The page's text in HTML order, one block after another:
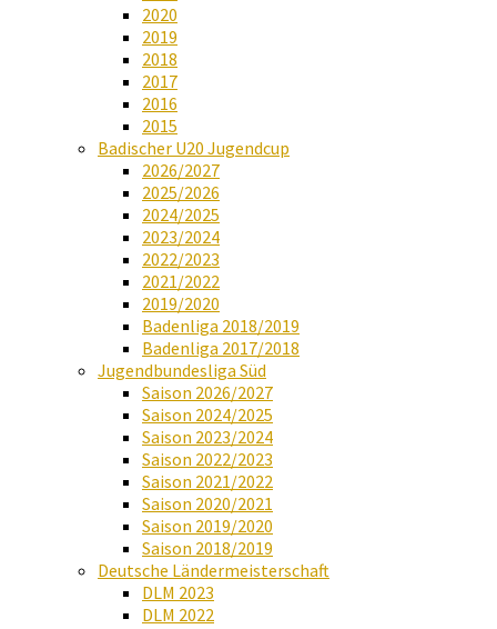
2020
2019
2018
2017
2016
2015
Badischer U20 Jugendcup
2026/2027
2025/2026
2024/2025
2023/2024
2022/2023
2021/2022
2019/2020
Badenliga 2018/2019
Badenliga 2017/2018
Jugendbundesliga Süd
Saison 2026/2027
Saison 2024/2025
Saison 2023/2024
Saison 2022/2023
Saison 2021/2022
Saison 2020/2021
Saison 2019/2020
Saison 2018/2019
Deutsche Ländermeisterschaft
DLM 2023
DLM 2022